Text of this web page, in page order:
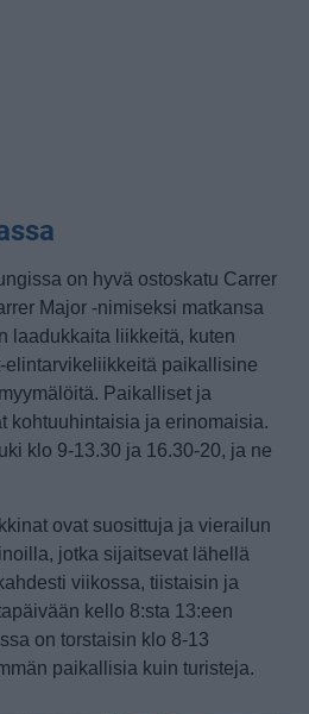
on hyvä ostoskatu Carrer
Major -nimiseksi matkansa
laadukkaita liikkeitä, kuten
elintarvikeliikkeitä paikallisine
Paikalliset ja
kohtuuhintaisia ja erinomaisia.
klo 9-13.30 ja 16.30-20, ja ne
ovat suosittuja ja vierailun
jotka sijaitsevat lähellä
viikossa, tiistaisin ja
kello 8:sta 13:een
on torstaisin klo 8-13
paikallisia kuin turisteja.